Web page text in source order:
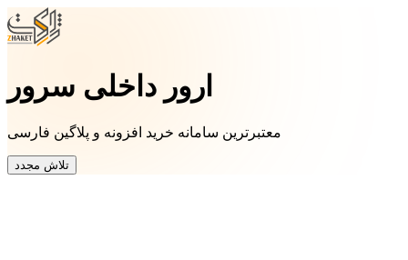
ارور داخلی سرور
معتبرترین سامانه خرید افزونه و پلاگین فارسی
تلاش مجدد